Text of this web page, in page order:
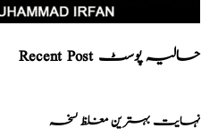
Recent Post حالیہ پوسٹ
نہایت بہترین مغلظ نسخہ